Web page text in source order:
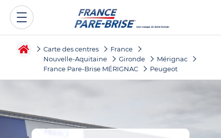
Carte des centres
France
Nouvelle-Aquitaine
Gironde
Mérignac
France Pare-Brise MÉRIGNAC
Peugeot